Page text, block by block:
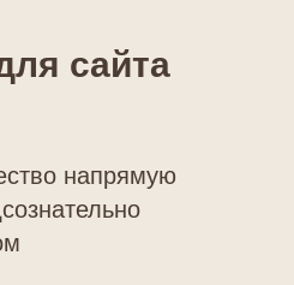
сайта
напрямую